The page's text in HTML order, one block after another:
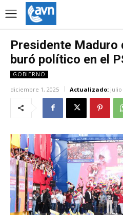
Presidente Maduro
buró político en el
GOBIERNO
diciembre 1, 2025 Actualizado: julio